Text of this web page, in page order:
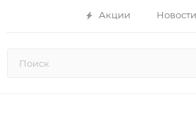
Акции Новости